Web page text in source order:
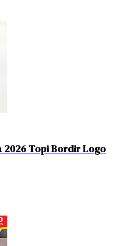
2026 Topi Bordir Logo